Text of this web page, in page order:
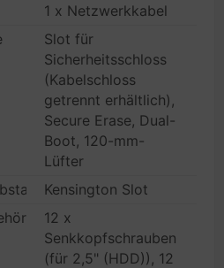
1 x Netzwerkkabel
Slot für
Sicherheitsschloss
(Kabelschloss
getrennt erhältlich),
Secure Erase, Dual-
Boot, 120-mm-
Lüfter
Kensington Slot
12 x
Senkkopfschrauben
(für 2,5" (HDD)), 12